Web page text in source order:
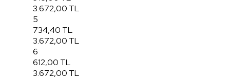
3.672,00 TL
5
734,40 TL
3.672,00 TL
6
612,00 TL
3.672,00 TL